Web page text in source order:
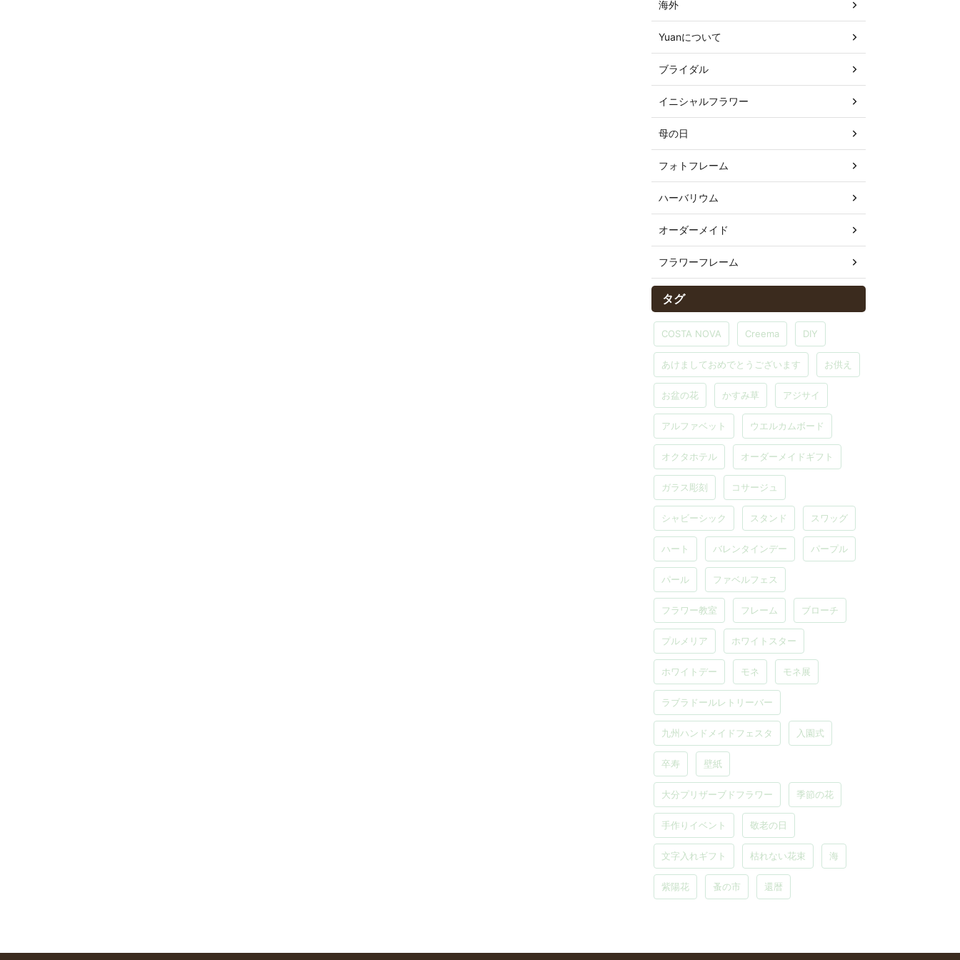
海外
Yuanについて
ブライダル
イニシャルフラワー
母の日
フォトフレーム
ハーバリウム
オーダーメイド
フラワーフレーム
タグ
COSTA NOVA Creema DIY
あけましておめでとうございます お供え
お盆の花 かすみ草 アジサイ
アルファベット ウエルカムボード
オクタホテル オーダーメイドギフト
ガラス彫刻 コサージュ
シャビーシック スタンド スワッグ
ハート バレンタインデー パープル
パール ファベルフェス
フラワー教室 フレーム ブローチ
プルメリア ホワイトスター
ホワイトデー モネ モネ展
ラブラドールレトリーバー
九州ハンドメイドフェスタ 入園式
卒寿 壁紙
大分プリザーブドフラワー 季節の花
手作りイベント 敬老の日
文字入れギフト 枯れない花束 海
紫陽花 蚤の市 還暦